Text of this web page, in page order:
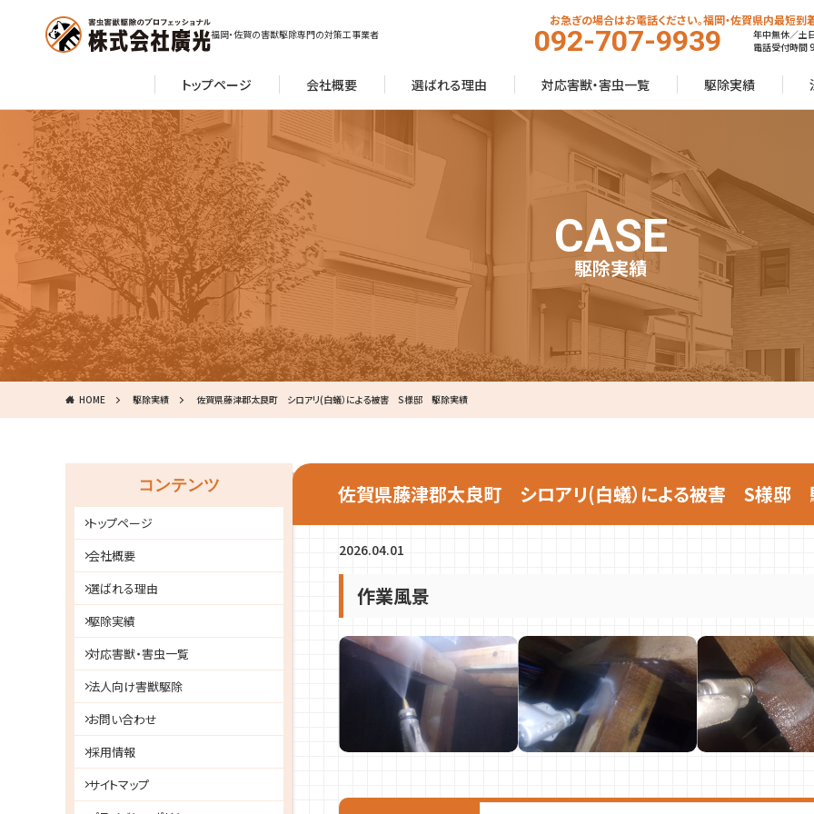
福岡・佐賀の害獣駆除専門の対策工事業者
お急ぎの場合はお電話ください。福岡・佐賀県内最短到
092-707-9939
年中無休／土
電話受付時間
トップページ 会社概要 選ばれる理由 対応害獣・害虫一覧 駆除実績
CASE
駆除実績
HOME 駆除実績 佐賀県藤津郡太良町 シロアリ(白蟻）による被害 S様邸 駆除実績
佐賀県藤津郡太良町 シロアリ(白蟻）による被害 S様邸
2026.04.01
作業風景
コンテンツ
トップページ
会社概要
選ばれる理由
駆除実績
対応害獣・害虫一覧
法人向け害獣駆除
お問い合わせ
採用情報
サイトマップ